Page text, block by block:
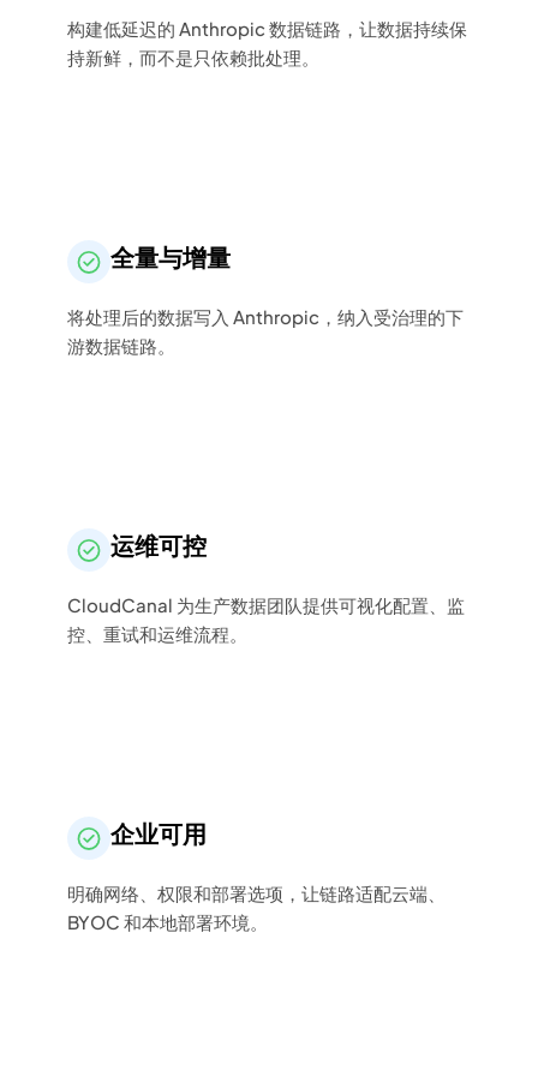
构建低延迟的 Anthropic 数据链路，让数据持续保
持新鲜，而不是只依赖批处理。
全量与增量
将处理后的数据写入 Anthropic，纳入受治理的下
游数据链路。
运维可控
CloudCanal 为生产数据团队提供可视化配置、监
控、重试和运维流程。
企业可用
明确网络、权限和部署选项，让链路适配云端、
BYOC 和本地部署环境。